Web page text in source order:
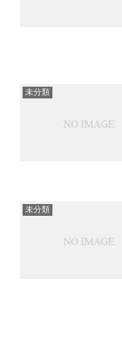
未分類
未分類